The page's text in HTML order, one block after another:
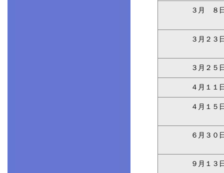
３月 ８
３月２３
３月２５
４月１１
４月１５
６月３０
９月１３